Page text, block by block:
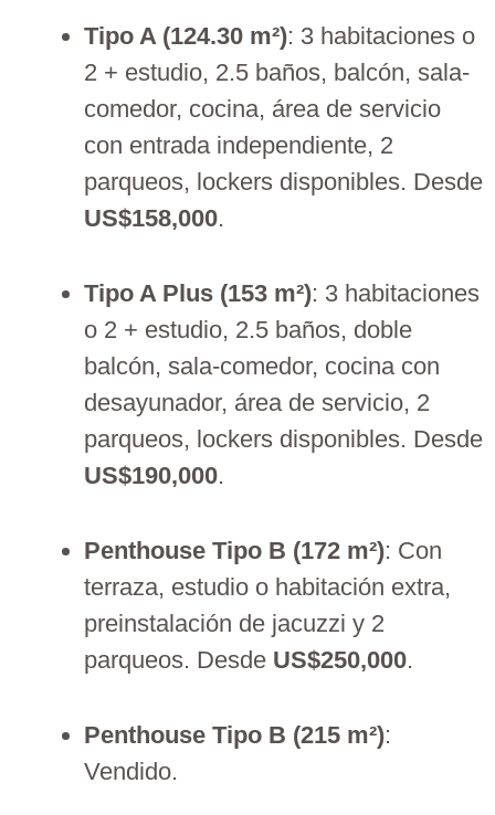
Tipo A (124.30 m²): 3 habitaciones o
2 + estudio, 2.5 baños, balcón, sala-
comedor, cocina, área de servicio
con entrada independiente, 2
parqueos, lockers disponibles. Desde
US$158,000.
Tipo A Plus (153 m²): 3 habitaciones
o 2 + estudio, 2.5 baños, doble
balcón, sala-comedor, cocina con
desayunador, área de servicio, 2
parqueos, lockers disponibles. Desde
US$190,000.
Penthouse Tipo B (172 m²): Con
terraza, estudio o habitación extra,
preinstalación de jacuzzi y 2
parqueos. Desde US$250,000.
Penthouse Tipo B (215 m²):
Vendido.